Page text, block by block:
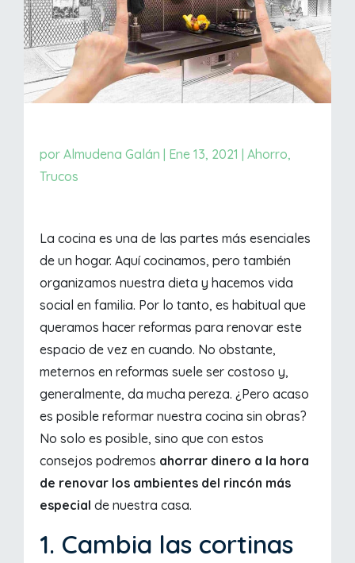
porAlmudena Galán Ene 13, 2021 |Ahorro,
Trucos
La cocina es una de las partes más esenciales
de un hogar. Aquí cocinamos, pero también
organizamos nuestra dieta y hacemos vida
social en familia. Por lo tanto, es habitual que
queramos hacer reformas para renovar este
espacio de vez en cuando. No obstante,
meternos en reformas suele ser costoso y,
generalmente, da mucha pereza. ¿Pero acaso
es posible reformar nuestra cocina sin obras?
No solo es posible, sino que con estos
consejos podremos ahorrar dinero a la hora
de renovar los ambientes del rincón más
especialde nuestra casa.
1. Cambia las cortinas